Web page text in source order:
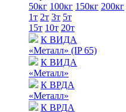
50кг 100кг 150кг 200кг
1т 2т 3т 5т
15т 10т 20т
К ВИДА
«Металл» (IP 65)
К ВИДА
«Металл»
К ВРДА
«Металл»
К ВРДА